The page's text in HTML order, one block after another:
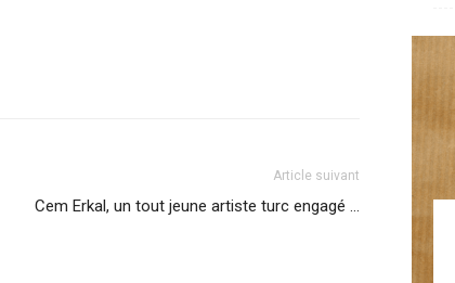
Article suivant
Cem Erkal, un tout jeune artiste turc engagé …